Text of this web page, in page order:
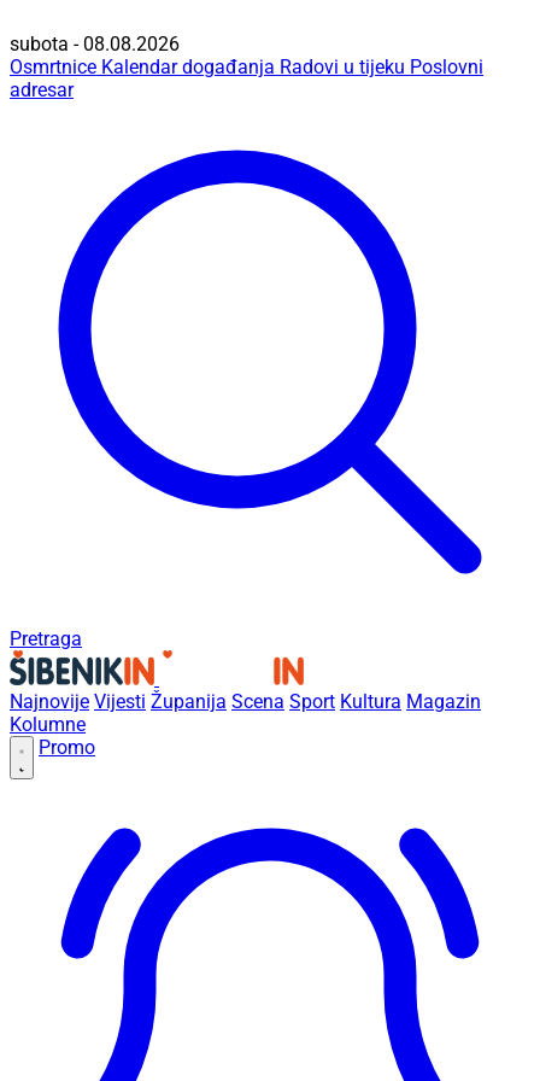
subota - 08.08.2026
Osmrtnice Kalendar događanja Radovi u tijeku Poslovni
adresar
Pretraga
Najnovije Vijesti Županija Scena Sport Kultura Magazin
Kolumne
Promo